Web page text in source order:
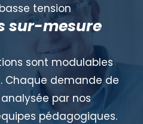
tension
sur-mesure
sont modulables
Chaque demande de
par nos
pédagogiques.